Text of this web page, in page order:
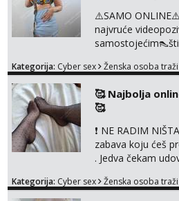
⚠️SAMO
najvruće
dogovoru 🧡
🧡 Videa🧡 solo
vibratori, s
lizanje, striptiz,
jako dugo, imam
Kategorija: Cyber sex Ženska osoba
🥰 Najbolja
🥰
❗ NE RADIM
zabava koju ćeš
. Jedva čekam
se dogovorimo
Kategorija: Cyber sex Ženska osoba